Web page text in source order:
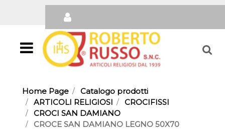
Open
Home Page
Catalogo prodotti
ARTICOLI RELIGIOSI
CROCIFISSI
CROCI SAN DAMIANO
CROCE SAN DAMIANO LEGNO 50X70